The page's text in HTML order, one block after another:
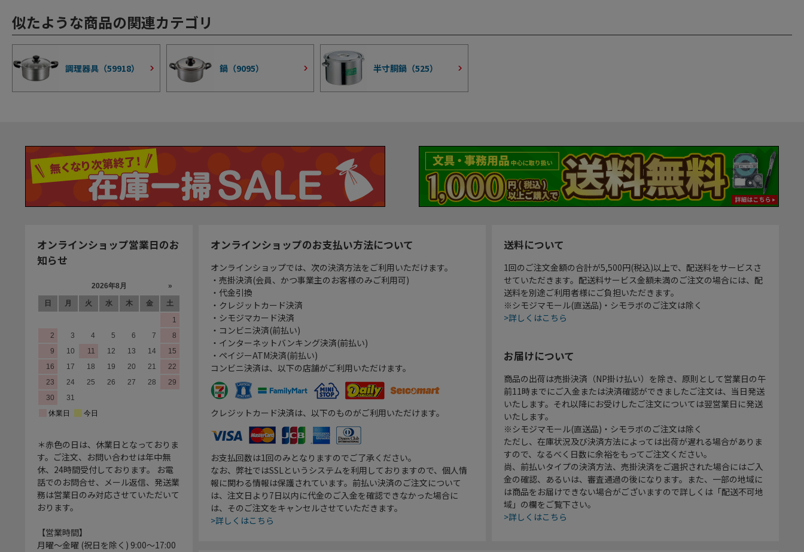
似たような商品の関連カテゴリ
調理器具（59918） 鍋（9095） 半寸胴鍋（525）
オンラインショップ営業日のお
知らせ
＊赤色の日は、休業日となっておりま
す。ご注文、お問い合わせは年中無
休、24時間受付しております。 お電
話でのお問合せ、メール返信、発送業
務は営業日のみ対応させていただいて
おります。
【営業時間】
月曜～金曜 (祝日を除く) 9:00～17:00
オンラインショップのお支払い方法について
オンラインショップでは、次の決済方法をご利用いただけます。
・売掛決済(会員、かつ事業主のお客様のみご利用可)
・代金引換
・クレジットカード決済
・シモジマカード決済
・コンビニ決済(前払い)
・インターネットバンキング決済(前払い)
・ペイジーATM決済(前払い)
コンビニ決済は、以下の店舗がご利用いただけます。
クレジットカード決済は、以下のものがご利用いただけます。
お支払回数は1回のみとなりますのでご了承ください。
なお、弊社ではSSLというシステムを利用しておりますので、個人情
報に関わる情報は保護されています。前払い決済のご注文について
は、注文日より7日以内に代金のご入金を確認できなかった場合に
は、そのご注文をキャンセルさせていただきます。
>詳しくはこちら
送料について
1回のご注文金額の合計が5,500円(税込)以上で、配送料をサービスさ
せていただきます。配送料サービス金額未満のご注文の場合には、配
送料を別途ご利用者様にご負担いただきます。
※シモジマモール(直送品)・シモラボのご注文は除く
>詳しくはこちら
お届けについて
商品の出荷は売掛決済（NP掛け払い）を除き、原則として営業日の午
前11時までにご入金または決済確認ができましたご注文は、当日発送
いたします。それ以降にお受けしたご注文については翌営業日に発送
いたします。
※シモジマモール(直送品)・シモラボのご注文は除く
ただし、在庫状況及び決済方法によっては出荷が遅れる場合がありま
すので、なるべく日数に余裕をもってご注文ください。
尚、前払いタイプの決済方法、売掛決済をご選択された場合にはご入
金の確認、あるいは、審査通過の後になります。また、一部の地域に
は商品をお届けできない場合がございますので詳しくは「配送不可地
域」の欄をご覧下さい。
>詳しくはこちら